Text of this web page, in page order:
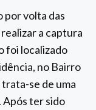
por volta das
a captura
foi localizado
no Bairro
se de uma
Após ter sido